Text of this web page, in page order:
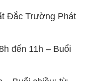
– Buổi chiều: từ